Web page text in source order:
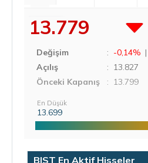
13.779
Değişim : -0,14% |
Açılış
: 13.827
Önceki Kapanış
: 13.799
En Düşük
13.699
BIST En Aktif Hisseler